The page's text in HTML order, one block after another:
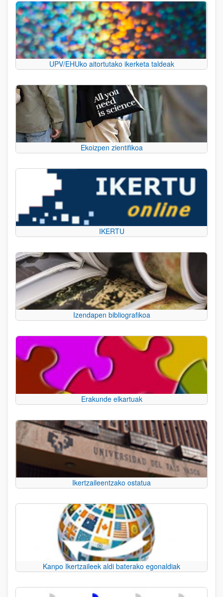
UPV/EHUko aitortutako ikerketa taldeak
Ekoizpen zientifikoa
IKERTU
Izendapen bibliografikoa
Erakunde elkartuak
Ikertzaileentzako ostatua
Kanpo Ikertzaileek aldi baterako egonaldiak